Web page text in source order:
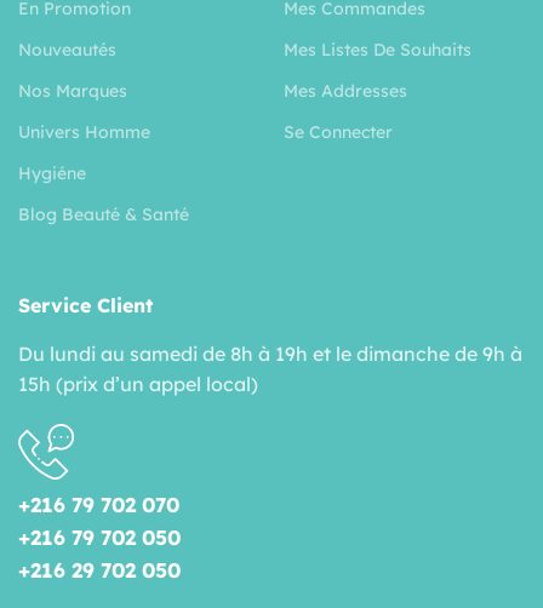
En Promotion
Nouveautés
Nos Marques
Univers Homme
Hygiéne
Blog Beauté & Santé
Mes Commandes
Mes Listes De Souhaits
Mes Addresses
Se Connecter
Service Client
Du lundi au samedi de 8h à 19h et le dimanche de 9h à
15h (prix d’un appel local)
+216 79 702 070
+216 79 702 050
+216 29 702 050